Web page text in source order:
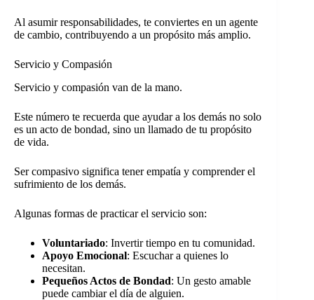
Al asumir responsabilidades, te conviertes en un agente
de cambio, contribuyendo a un propósito más amplio.
Servicio y Compasión
Servicio y compasión van de la mano.
Este número te recuerda que ayudar a los demás no solo
es un acto de bondad, sino un llamado de tu propósito
de vida.
Ser compasivo significa tener empatía y comprender el
sufrimiento de los demás.
Algunas formas de practicar el servicio son:
Voluntariado: Invertir tiempo en tu comunidad.
Apoyo Emocional: Escuchar a quienes lo
necesitan.
Pequeños Actos de Bondad: Un gesto amable
puede cambiar el día de alguien.